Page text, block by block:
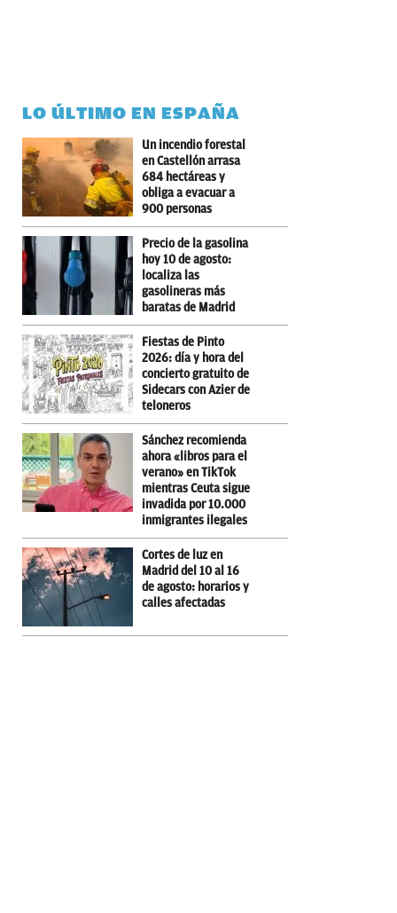
LO ÚLTIMO EN ESPAÑA
Un incendio forestal
en Castellón arrasa
684 hectáreas y
obliga a evacuar a
900 personas
Precio de la gasolina
hoy 10 de agosto:
localiza las
gasolineras más
baratas de Madrid
Fiestas de Pinto
2026: día y hora del
concierto gratuito de
Sidecars con Azier de
teloneros
Sánchez recomienda
ahora «libros para el
verano» en TikTok
mientras Ceuta sigue
invadida por 10.000
inmigrantes ilegales
Cortes de luz en
Madrid del 10 al 16
de agosto: horarios y
calles afectadas